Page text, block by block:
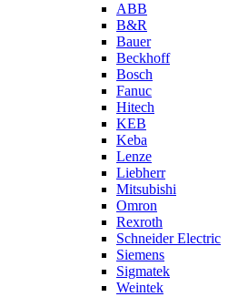
ABB
B&R
Bauer
Beckhoff
Bosch
Fanuc
Hitech
KEB
Keba
Lenze
Liebherr
Mitsubishi
Omron
Rexroth
Schneider Electric
Siemens
Sigmatek
Weintek